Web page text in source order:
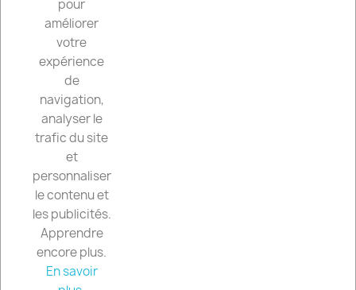
Recevez nos offres spéciales
Vous pouvez vous désinscrire à tout moment. Vous trouverez pour cela
nos informations de contact dans les conditions d'utilisation du site.
CGV
VOTRE COMPTE
INFORMATIONS
pour
améliorer
votre
expérience
de
navigation,
analyser le
trafic du site
et
personnaliser
le contenu et
les publicités.
Apprendre
encore plus.
En savoir